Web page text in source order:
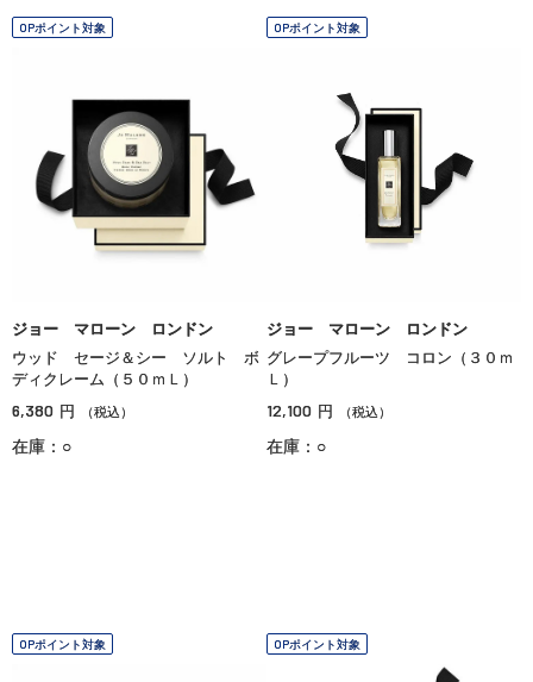
OPポイント対象
ジョー マローン ロンドン
ウッド セージ＆シー ソルト ボ
ディクレーム（５０ｍＬ）
6,380 円 （税込）
在庫：○
OPポイント対象
ジョー マローン ロンドン
グレープフルーツ コロン（３０ｍ
Ｌ）
12,100 円 （税込）
在庫：○
OPポイント対象 OPポイント対象